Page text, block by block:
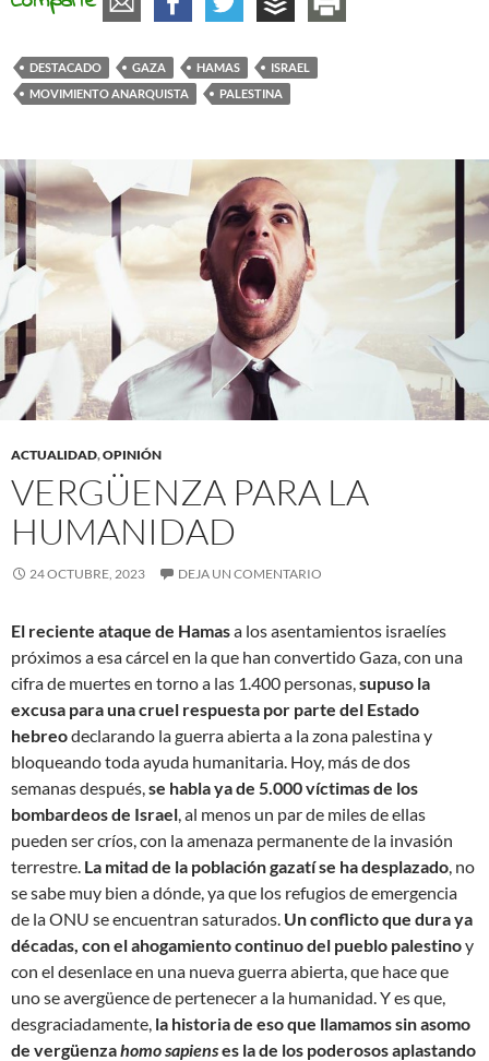
DESTACADO GAZA HAMAS
ISRAEL
MOVIMIENTO ANARQUISTA
PALESTINA
ACTUALIDAD,OPINIÓN
VERGÜENZA PARA LA
HUMANIDAD
24 OCTUBRE, 2023 DEJA UN COMENTARIO
El reciente ataque de Hamasa los asentamientos israelíes
próximos a esa cárcel en la que han convertido Gaza, con una
cifra de muertes en torno a las 1.400 personas,supuso la
excusa para una cruel respuesta por parte del Estado
hebreodeclarando la guerra abierta a la zona palestina y
bloqueando toda ayuda humanitaria. Hoy, más de dos
semanas después,se habla ya de 5.000 víctimas de los
bombardeos de Israel, al menos un par de miles de ellas
pueden ser críos, con la amenaza permanente de la invasión
terrestre. La mitad de la población gazatí se ha desplazado, no
se sabe muy bien a dónde, ya que los refugios de emergencia
de la ONU se encuentran saturados. Un conflicto que dura ya
décadas, con el ahogamiento continuo del pueblo palestinoy
con el desenlace en una nueva guerra abierta, que hace que
uno se avergüence de pertenecer a la humanidad. Y es que,
desgraciadamente, la historia de eso que llamamos sin asomo
de vergüenzahomo sapienses la de los poderosos aplastando